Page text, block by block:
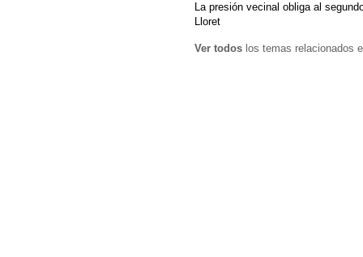
La presión vecinal obliga al
Lloret
Ver todos los temas relacionados